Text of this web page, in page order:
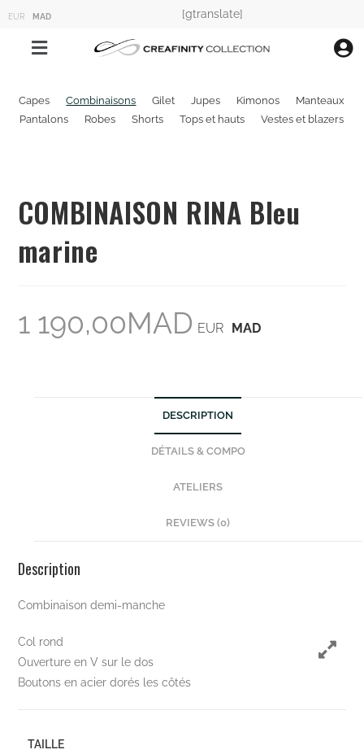
EUR MAD [gtranslate]
Capes Combinaisons Gilet Jupes Kimonos
Manteaux
Pantalons
Robes Shorts Tops et hauts Vestes et blazers
COMBINAISON RINA Bleu
marine
1 190,00MAD EUR MAD
DESCRIPTION
DÉTAILS & COMPO
ATELIERS
REVIEWS (0)
Description
Combinaison demi-manche
Col rond
Ouverture en V sur le dos
Boutons en acier dorés les côtés
TAILLE